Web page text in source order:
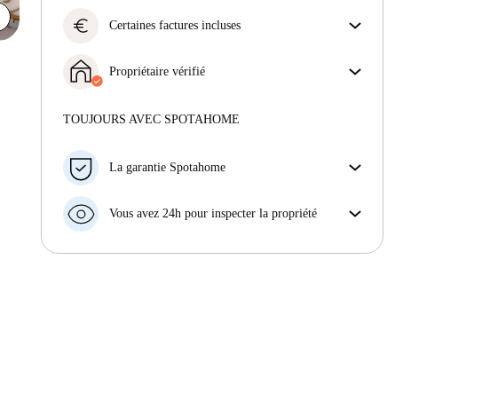
s'assurer que vous obtenez exactement ce que vous
En savoir plus sur la vérification
euro Certaines factures incluses
Consulte la description de l'annonce pour voir
quelles charges sont comprises dans ton loyer et
Propriétaire vérifié
Plus d'informations sur ce propriétaire
TOUJOURS AVEC SPOTAHOME
La garantie Spotahome
préavis, nous allons soit (A) vous payer une chambre
soit (B) vous rembourser en totalité.
Vous avez 24h pour inspecter la propriété